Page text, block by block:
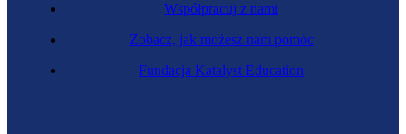
Współpracuj z nami
Zobacz, jak możesz nam pomóc
Fundacja Katalyst Education